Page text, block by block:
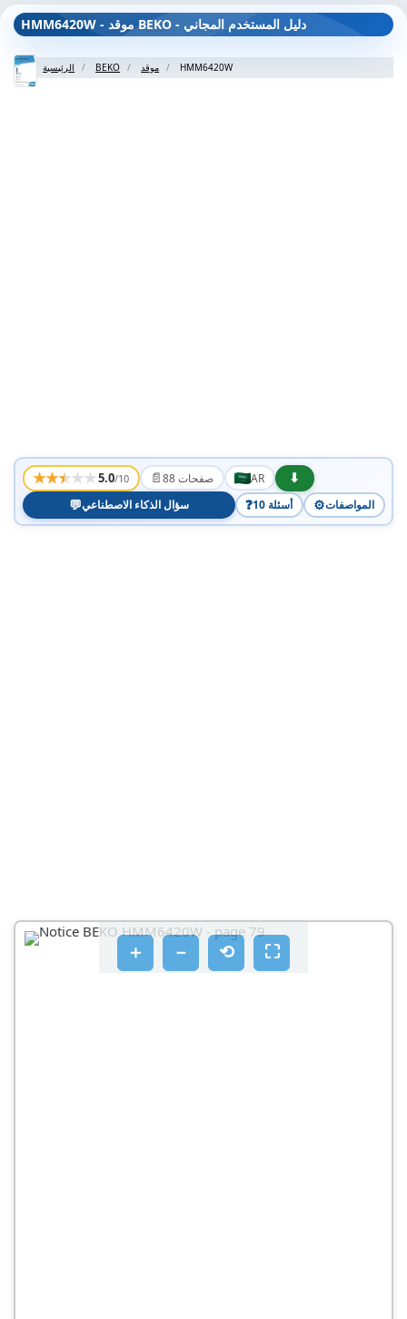
HMM6420W - موقد BEKO - دليل المستخدم المجاني
الرئيسية BEKO موقد HMM6420W
★★★★★5.0/10 📄 88 صفحات AR
⬇
💬سؤال الذكاء الاصطناعي ❓ 10 أسئلة ⚙️المواصفات
＋ － ⟲ ⛶